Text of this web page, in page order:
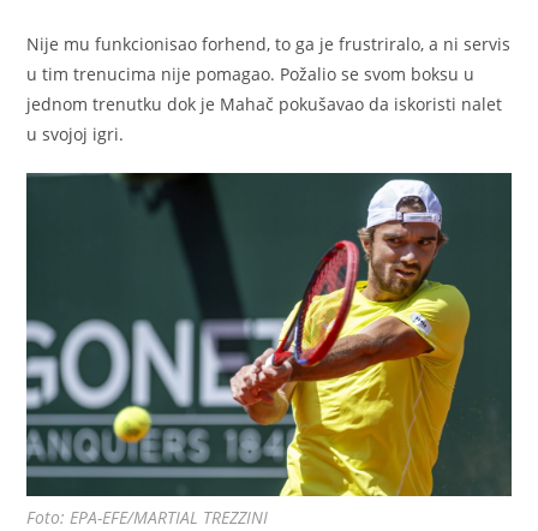
Nije mu funkcionisao forhend, to ga je frustriralo, a ni servis
u tim trenucima nije pomagao. Požalio se svom boksu u
jednom trenutku dok je Mahač pokušavao da iskoristi nalet
u svojoj igri.
Foto: EPA-EFE/MARTIAL TREZZINI